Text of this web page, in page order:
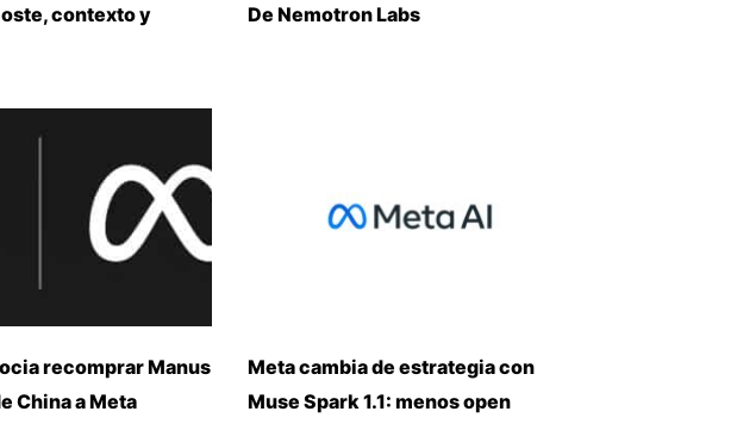
contexto y
De Nemotron Labs
recomprar Manus
China a Meta
Meta cambia de estrategia con
Muse Spark 1.1: menos open